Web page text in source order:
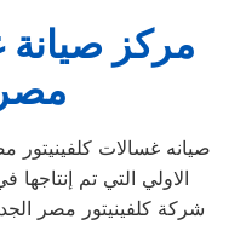
مركز صيانة
صيانه غسالات كلفينيتور
الاولي التي تم
شركة كلفينيتور مصر